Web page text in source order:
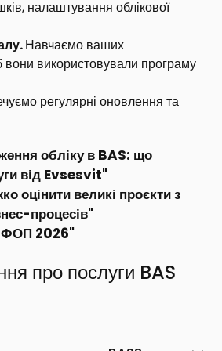
налаштування облікової
Навчаємо ваших
вони використовували програму
регулярні оновлення та
обліку в BAS: що
від Evsesvit"
оцінити великі проєкти з
процесів"
2026"
про послуги BAS